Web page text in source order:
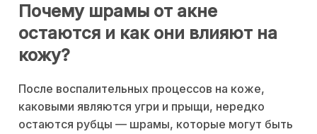
Почему шрамы от акне
остаются и как они влияют на
кожу?
После воспалительных процессов на коже,
каковыми являются угри и прыщи, нередко
остаются рубцы — шрамы, которые могут быть